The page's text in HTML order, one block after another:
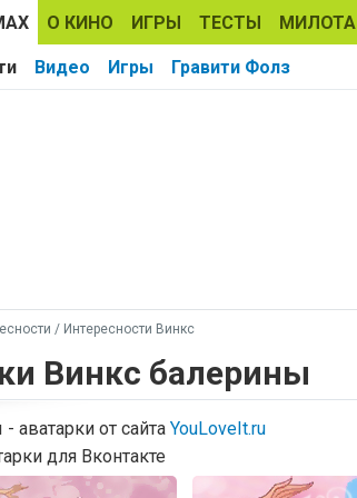
О КИНО ИГРЫ ТЕСТЫ МИЛОТА
Видео Игры Гравити Фолз
/ Интересности Винкс
Винкс балерины
аватарки от сайта YouLoveIt.ru
для Вконтакте